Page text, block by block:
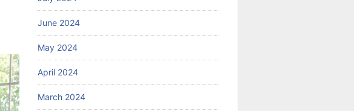
June 2024
May 2024
April 2024
March 2024